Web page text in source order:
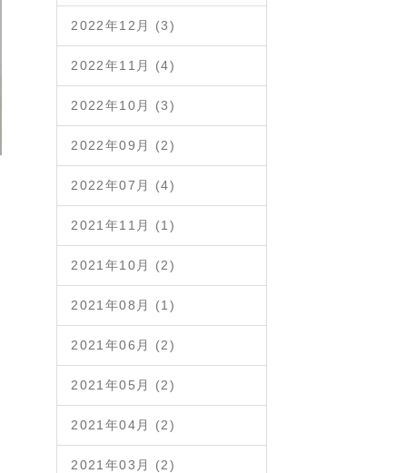
2022年12月 (3)
2022年11月 (4)
2022年10月 (3)
2022年09月 (2)
2022年07月 (4)
2021年11月 (1)
2021年10月 (2)
2021年08月 (1)
2021年06月 (2)
2021年05月 (2)
2021年04月 (2)
2021年03月 (2)